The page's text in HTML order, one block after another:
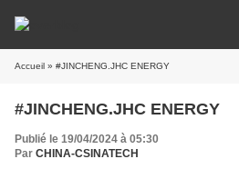
Accueil » #JINCHENG.JHC ENERGY
#JINCHENG.JHC ENERGY
Publié le 19/04/2024 à 05:30
Par CHINA-CSINATECH